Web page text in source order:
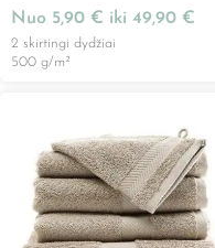
Nuo 5,90 € iki 49,90 €
2 skirtingi dydžiai
500 g/m²